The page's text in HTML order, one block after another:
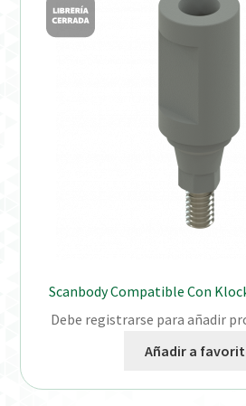
Scanbody Compatible Con
Debe registrarse para añadir
Añadir a